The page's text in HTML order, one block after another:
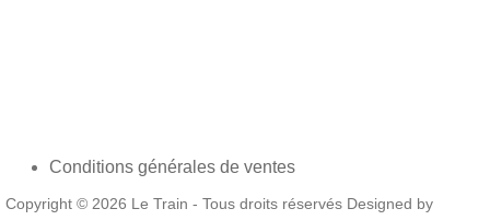
Conditions générales de ventes
Copyright © 2026 Le Train - Tous droits réservés Designed by